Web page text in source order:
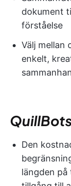
dokument
förståelse
Välj mellan
enkelt,
Den
längden